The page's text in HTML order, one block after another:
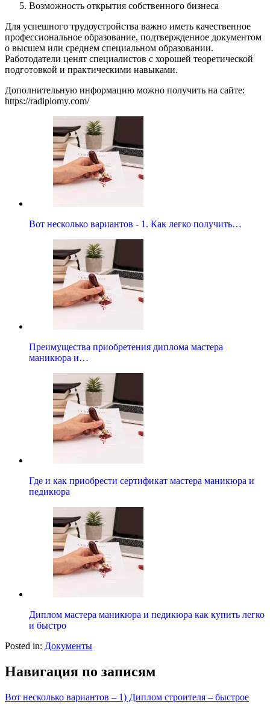
Возможность открытия собственного бизнеса
Для успешного трудоустройства важно иметь качественное
профессиональное образование, подтвержденное документом
о высшем или среднем специальном образовании.
Работодатели ценят специалистов с хорошей теоретической
подготовкой и практическими навыками.
Дополнительную информацию можно получить на сайте:
https://radiplomy.com/
Вот несколько вариантов - 1. Как легко получить…
Преимущества приобретения диплома мастера
маникюра и…
Где и как приобрести сертификат мастера маникюра и
педикюра
Диплом мастера маникюра и педикюра как купить легко
и быстро
Posted in: Документы
Навигация по записям
Вот несколько вариантов – 1) Диплом строителя – быстрое